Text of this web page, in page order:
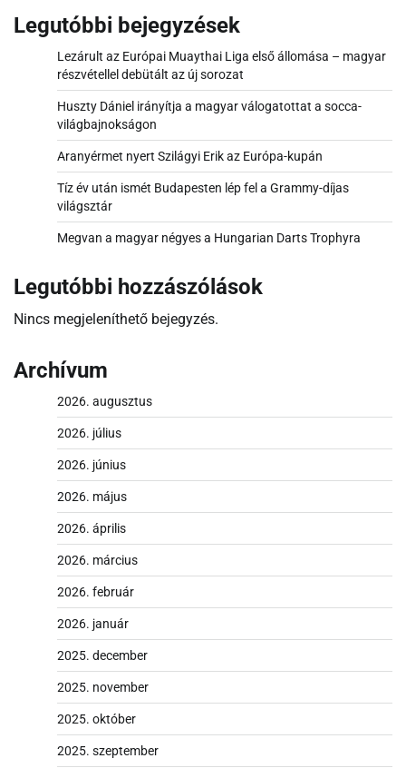
Legutóbbi bejegyzések
Lezárult az Európai Muaythai Liga első állomása – magyar
részvétellel debütált az új sorozat
Huszty Dániel irányítja a magyar válogatottat a socca-
világbajnokságon
Aranyérmet nyert Szilágyi Erik az Európa-kupán
Tíz év után ismét Budapesten lép fel a Grammy-díjas
világsztár
Megvan a magyar négyes a Hungarian Darts Trophyra
Legutóbbi hozzászólások
Nincs megjeleníthető bejegyzés.
Archívum
2026. augusztus
2026. július
2026. június
2026. május
2026. április
2026. március
2026. február
2026. január
2025. december
2025. november
2025. október
2025. szeptember